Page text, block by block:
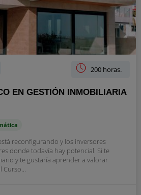
200 horas.
EN GESTIÓN INMOBILIARIA
reconfigurando y los inversores
donde todavía hay potencial. Si te
y te gustaría aprender a valorar
Curso...